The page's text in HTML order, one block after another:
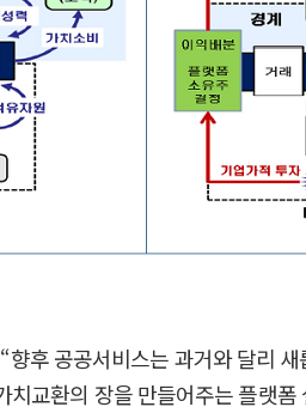
후 공공서비스는 과거와 달리
교환의 장을 만들어주는 플랫